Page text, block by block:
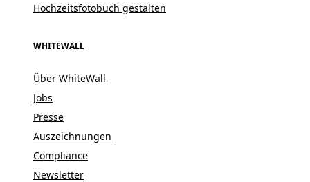
Hochzeitsfotobuch gestalten
WHITEWALL
Über WhiteWall
Jobs
Presse
Auszeichnungen
Compliance
Newsletter